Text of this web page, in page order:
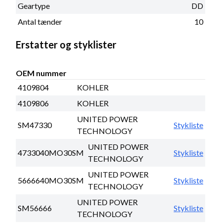
Geartype
DD
Antal tænder
10
Erstatter og styklister
OEM nummer
4109804
KOHLER
4109806
KOHLER
SM47330
UNITED POWER
TECHNOLOGY
Stykliste
4733040MO30SM
UNITED POWER
TECHNOLOGY
Stykliste
5666640MO30SM
UNITED POWER
TECHNOLOGY
Stykliste
SM56666
UNITED POWER
TECHNOLOGY
Stykliste